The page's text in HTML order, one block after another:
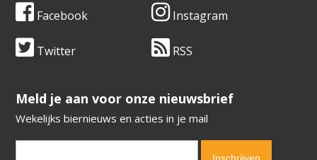
Facebook Instagram
Twitter RSS
​​​​​​​Meld je aan voor onze nieuwsbrief
Wekelijks biernieuws en acties in je mail